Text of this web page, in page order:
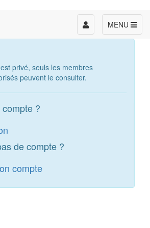
MENU
Toggle
navigation
privé, seuls les membres
peuvent le consulter.
?
de compte ?
compte